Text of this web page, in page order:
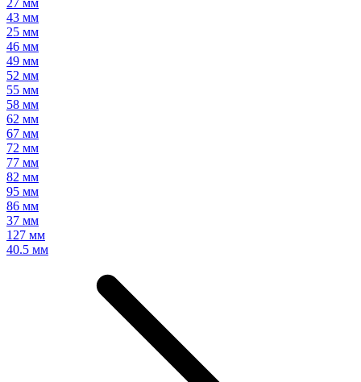
27 мм
43 мм
25 мм
46 мм
49 мм
52 мм
55 мм
58 мм
62 мм
67 мм
72 мм
77 мм
82 мм
95 мм
86 мм
37 мм
127 мм
40.5 мм